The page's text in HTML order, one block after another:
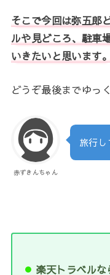
そこで今回は弥五郎
ルや見どころ、駐車
いきたいと思います。
どうぞ最後までゆっ
赤ずきんちゃん
旅行
楽天トラベル